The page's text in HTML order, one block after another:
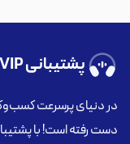
پشتیبانی VIP، همیشه کنار شما!
در دنیای پرسرعت